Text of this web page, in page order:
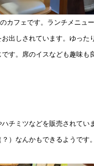
カフェです。ランチメニュ
出しされています。ゆっ
す。席のイスなども趣味
チミツなどを販売されて
）なんかもできるようです